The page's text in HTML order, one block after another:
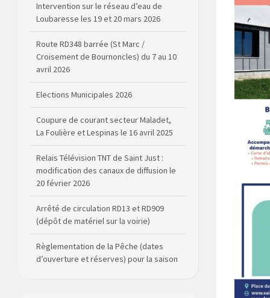
Intervention sur le réseau d’eau de
Loubaresse les 19 et 20 mars 2026
Route RD348 barrée (St Marc /
Croisement de Bournoncles) du 7 au 10
avril 2026
Elections Municipales 2026
Coupure de courant secteur Maladet,
La Foulière et Lespinas le 16 avril 2025
Relais Télévision TNT de Saint Just :
modification des canaux de diffusion le
20 février 2026
Arrêté de circulation RD13 et RD909
(dépôt de matériel sur la voirie)
Règlementation de la Pêche (dates
d’ouverture et réserves) pour la saison